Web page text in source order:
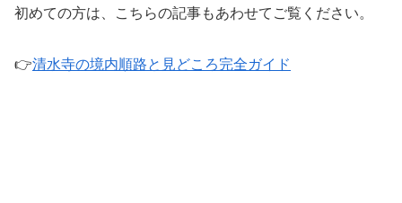
初めての方は、こちらの記事もあわせてご覧ください。
👉清水寺の境内順路と見どころ完全ガイド